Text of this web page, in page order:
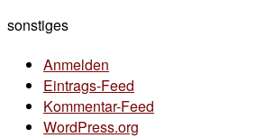
sonstiges
Anmelden
Eintrags-Feed
Kommentar-Feed
WordPress.org